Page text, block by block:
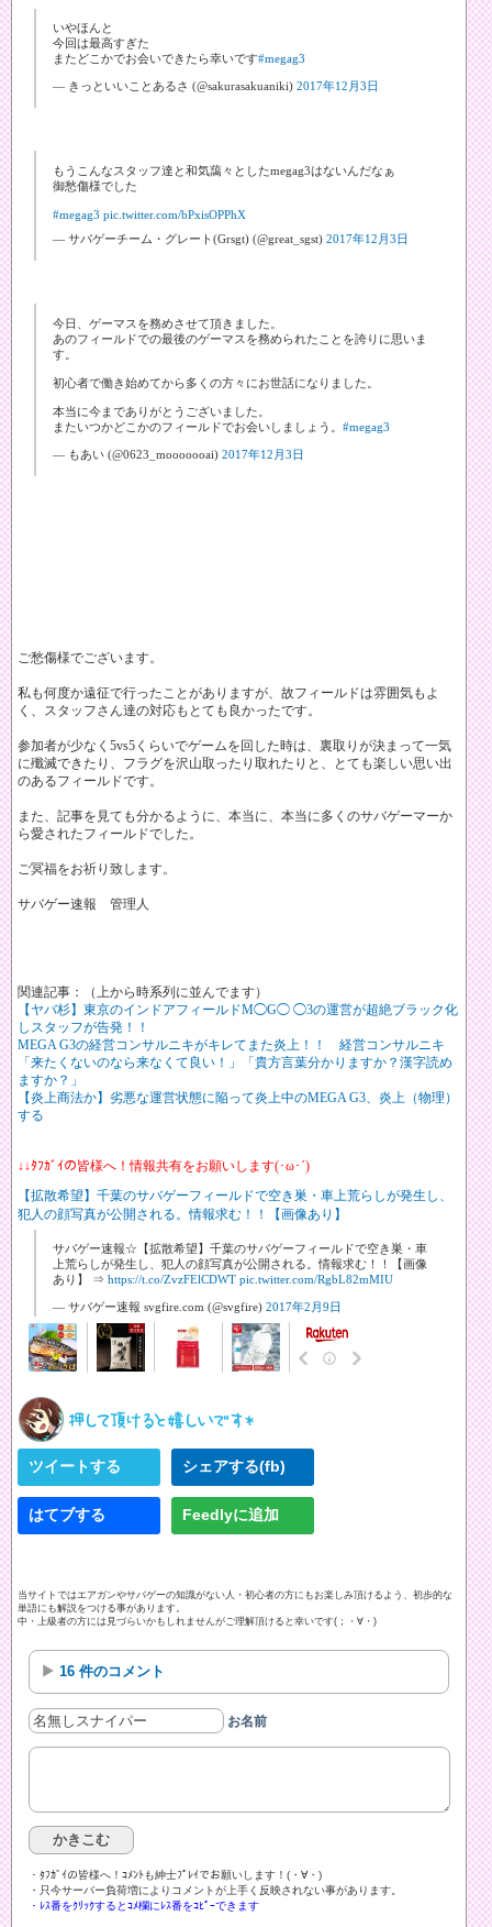
いやほんと
今回は最高すぎた
またどこかでお会いできたら幸いです#megag3
— きっといいことあるさ (@sakurasakuaniki) 2017年12月3日
もうこんなスタッフ達と和気藹々としたmegag3はないんだなぁ
御愁傷様でした
#megag3 pic.twitter.com/bPxisOPPhX
— サバゲーチーム・グレート(Grsgt) (@great_sgst) 2017年12月3日
今日、ゲーマスを務めさせて頂きました。
あのフィールドでの最後のゲーマスを務められたことを誇りに思いま
す。
初心者で働き始めてから多くの方々にお世話になりました。
本当に今までありがとうございました。
またいつかどこかのフィールドでお会いしましょう。 #megag3
— もあい (@0623_mooooooai) 2017年12月3日
ご愁傷様でございます。
私も何度か遠征で行ったことがありますが、故フィールドは雰囲気もよ
く、スタッフさん達の対応もとても良かったです。
参加者が少なく5vs5くらいでゲームを回した時は、裏取りが決まって一気
に殲滅できたり、フラグを沢山取ったり取れたりと、とても楽しい思い出
のあるフィールドです。
また、記事を見ても分かるように、本当に、本当に多くのサバゲーマーか
ら愛されたフィールドでした。
ご冥福をお祈り致します。
サバゲー速報 管理人
関連記事：（上から時系列に並んでます）
【ヤバ杉】東京のインドアフィールドM◯G◯ ◯3の運営が超絶ブラック化
しスタッフが告発！！
MEGA G3の経営コンサルニキがキレてまた炎上！！ 経営コンサルニキ
「来たくないのなら来なくて良い！」「貴方言葉分かりますか？漢字読め
ますか？」
【炎上商法か】劣悪な運営状態に陥って炎上中のMEGA G3、炎上（物理）
する
↓↓ﾀﾌｶﾞｲの皆様へ！情報共有をお願いします(･ω･´)
【拡散希望】千葉のサバゲーフィールドで空き巣・車上荒らしが発生し、
犯人の顔写真が公開される。情報求む！！【画像あり】
サバゲー速報☆【拡散希望】千葉のサバゲーフィールドで空き巣・車
上荒らしが発生し、犯人の顔写真が公開される。情報求む！！【画像
あり】 ⇒ https://t.co/ZvzFElCDWT pic.twitter.com/RgbL82mMIU
— サバゲー速報 svgfire.com (@svgfire) 2017年2月9日
ツイートする シェアする(fb)
はてブする Feedlyに追加
当サイトではエアガンやサバゲーの知識がない人・初心者の方にもお楽しみ頂けるよう、初歩的な
単語にも解説をつける事があります。
中・上級者の方には見づらいかもしれませんがご理解頂けると幸いです(；・∀・)
16 件のコメント
お名前
・ﾀﾌｶﾞｲの皆様へ！ｺﾒﾝﾄも紳士ﾌﾟﾚｲでお願いします！(・∀・)ゞ
・只今サーバー負荷増によりコメントが上手く反映されない事があります。
・ﾚｽ番をｸﾘｯｸするとｺﾒ欄にﾚｽ番をｺﾋﾟｰできます